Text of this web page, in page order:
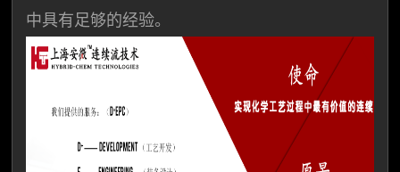
中具有足够的经验。